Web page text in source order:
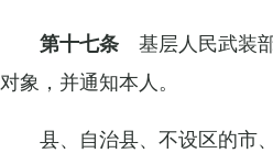
第十七条 基层人民武装
对象，并通知本人。
县、自治县、不设区的市